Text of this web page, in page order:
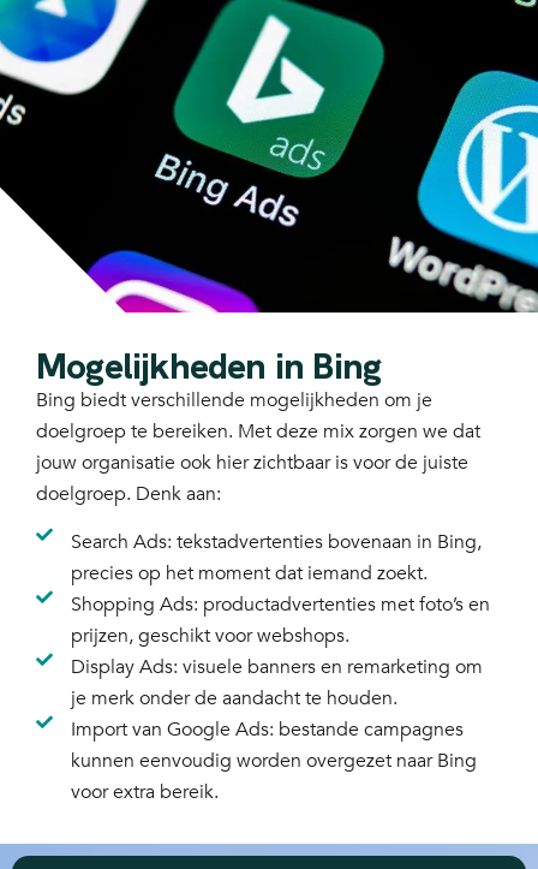
Mogelijkheden in Bing
Bing biedt verschillende mogelijkheden om je
doelgroep te bereiken. Met deze mix zorgen we dat
jouw organisatie ook hier zichtbaar is voor de juiste
doelgroep. Denk aan:
Search Ads: tekstadvertenties bovenaan in Bing,
precies op het moment dat iemand zoekt.
Shopping Ads: productadvertenties met foto’s en
prijzen, geschikt voor webshops.
Display Ads: visuele banners en remarketing om
je merk onder de aandacht te houden.
Import van Google Ads: bestande campagnes
kunnen eenvoudig worden overgezet naar Bing
voor extra bereik.